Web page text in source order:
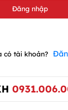
có tài khoản?